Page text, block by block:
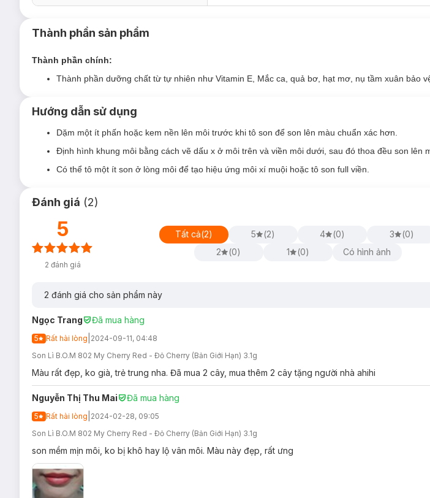
Thành phần sản phẩm
Thành phần chính:
Thành phần dưỡng chất từ tự nhiên như Vitamin E, Mắc ca, quả bơ, hạt mơ, nụ tầm xuân bảo
Hướng dẫn sử dụng
Dặm một ít phấn hoặc kem nền lên môi trước khi tô son để son lên màu chuẩn xác hơn.
Định hình khung môi bằng cách vẽ dấu x ở môi trên và viền môi dưới, sau đó thoa đều son lên
Có thể tô một ít son ở lòng môi để tạo hiệu ứng môi xí muội hoặc tô son full viền.
Đánh giá (2)
5
2 đánh giá
Tất cả(2) 5 (2) 4 (0) 3 (0)
2
(0) 1 (0) Có hình ảnh
2 đánh giá cho sản phẩm này
Ngọc Trang Đã mua hàng
5 Rất hài lòng 2024-09-11, 04:48
Son Lì B.O.M 802 My Cherry Red - Đỏ Cherry (Bản Giới Hạn) 3.1g
Màu rất đẹp, ko già, trẻ trung nha. Đã mua 2 cây, mua thêm 2 cây tặng người nhà ahihi
Nguyễn Thị Thu Mai Đã mua hàng
5 Rất hài lòng 2024-02-28, 09:05
Son Lì B.O.M 802 My Cherry Red - Đỏ Cherry (Bản Giới Hạn) 3.1g
son mềm mịn môi, ko bị khô hay lộ vân môi. Màu này đẹp, rất ưng